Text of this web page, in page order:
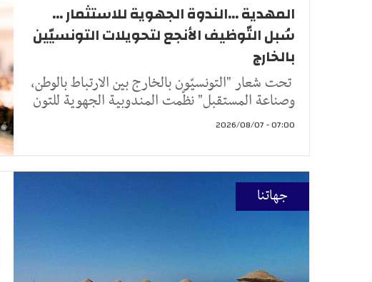
المهدية ...الندوة الجهوية للاستثمار ...
سُبل التّوظيف الأنجع لتحويلات التونسيّين
بالخارج
تحت شعار "التونسيّون بالخارج بين الارتباط بالوطن،
وصناعة المستقبل" نظّمت المندوبية الجهوية للتون
07:00 - 2026/08/07
جهاتنا